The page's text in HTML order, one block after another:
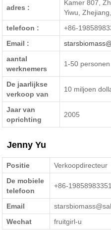
adres :
Kamer 807,
Yiwu,
telefoon :
+86-
Email :
aantal
werknemers
1-50 personen
De jaarlijkse
verkoop van
10 miljoen
Jaar van
oprichting
2005
Jenny Yu
Positie
Verkoopdirecteur
De mobiele
telefoon
+86-19858983351
Email
Wechat
fruitgirl-u